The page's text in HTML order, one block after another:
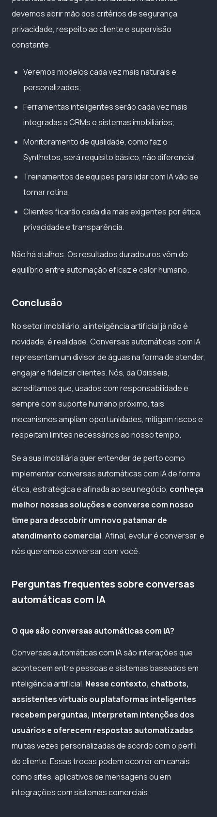
devemos abrir mão dos critérios de segurança,
privacidade, respeito ao cliente e supervisão
constante.
Veremos modelos cada vez mais naturais e
personalizados;
Ferramentas inteligentes serão cada vez mais
integradas a CRMs e sistemas imobiliários;
Monitoramento de qualidade, como faz o
Synthetos, será requisito básico, não diferencial;
Treinamentos de equipes para lidar com IA vão se
tornar rotina;
Clientes ficarão cada dia mais exigentes por ética,
privacidade e transparência.
Não há atalhos. Os resultados duradouros vêm do
equilíbrio entre automação eficaz e calor humano.
Conclusão
No setor imobiliário, a inteligência artificial já não é
novidade, é realidade. Conversas automáticas com IA
representam um divisor de águas na forma de atender,
engajar e fidelizar clientes. Nós, da Odisseia,
acreditamos que, usados com responsabilidade e
sempre com suporte humano próximo, tais
mecanismos ampliam oportunidades, mitigam riscos e
respeitam limites necessários ao nosso tempo.
Se a sua imobiliária quer entender de perto como
implementar conversas automáticas com IA de forma
ética, estratégica e afinada ao seu negócio, conheça
melhor nossas soluções e converse com nosso
time para descobrir um novo patamar de
atendimento comercial. Afinal, evoluir é conversar, e
nós queremos conversar com você.
Perguntas frequentes sobre conversas
automáticas com IA
O que são conversas automáticas com IA?
Conversas automáticas com IA são interações que
acontecem entre pessoas e sistemas baseados em
inteligência artificial. Nesse contexto, chatbots,
assistentes virtuais ou plataformas inteligentes
recebem perguntas, interpretam intenções dos
usuários e oferecem respostas automatizadas,
muitas vezes personalizadas de acordo com o perfil
do cliente. Essas trocas podem ocorrer em canais
como sites, aplicativos de mensagens ou em
integrações com sistemas comerciais.